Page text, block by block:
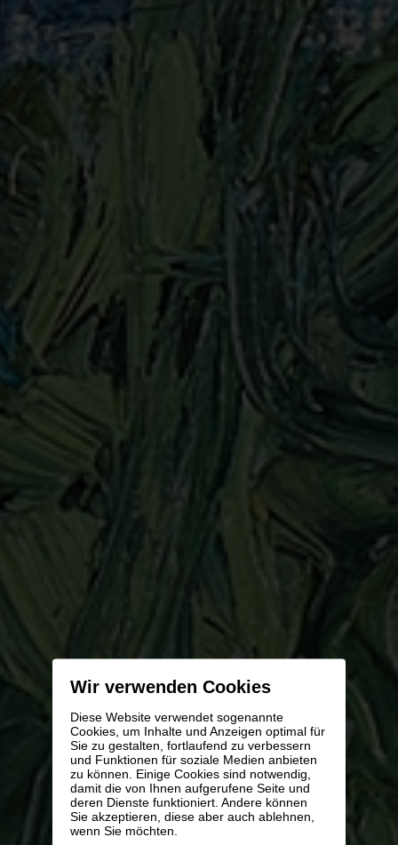
Wir verwenden Cookies
Diese Website verwendet sogenannte
Cookies, um Inhalte und Anzeigen optimal für
Sie zu gestalten, fortlaufend zu verbessern
und Funktionen für soziale Medien anbieten
zu können. Einige Cookies sind notwendig,
damit die von Ihnen aufgerufene Seite und
deren Dienste funktioniert. Andere können
Sie akzeptieren, diese aber auch ablehnen,
wenn Sie möchten.